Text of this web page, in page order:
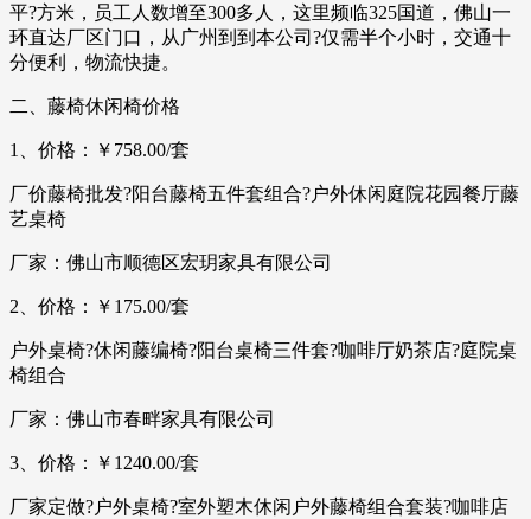
平?方米，员工人数增至300多人，这里频临325国道，佛山一
环直达厂区门口，从广州到到本公司?仅需半个小时，交通十
分便利，物流快捷。
二、藤椅休闲椅价格
1、价格：￥758.00/套
厂价藤椅批发?阳台藤椅五件套组合?户外休闲庭院花园餐厅藤
艺桌椅
厂家：佛山市顺德区宏玥家具有限公司
2、价格：￥175.00/套
户外桌椅?休闲藤编椅?阳台桌椅三件套?咖啡厅奶茶店?庭院桌
椅组合
厂家：佛山市春畔家具有限公司
3、价格：￥1240.00/套
厂家定做?户外桌椅?室外塑木休闲户外藤椅组合套装?咖啡店